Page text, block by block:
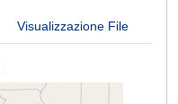
Visualizzazione File